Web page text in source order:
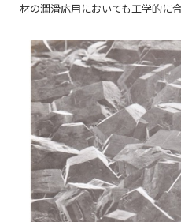
材の潤滑応用においても工学的に